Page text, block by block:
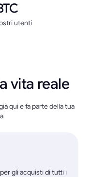
utenti
vita reale
qui e fa parte della tua
gli acquisti di tutti i